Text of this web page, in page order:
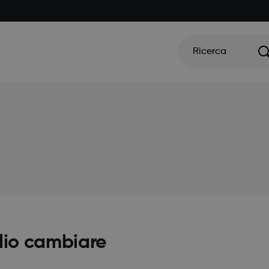
Ricerca
cambiare